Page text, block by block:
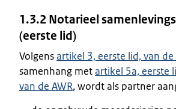
1.3.2 Notarieel
(eerste lid)
Volgensartikel 3, eerste lid, van de
samenhang metartikel 5a, eerste
van de AWR, wordt als partner